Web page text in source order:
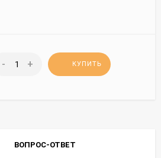
- + КУПИТЬ
ВОПРОС-ОТВЕТ